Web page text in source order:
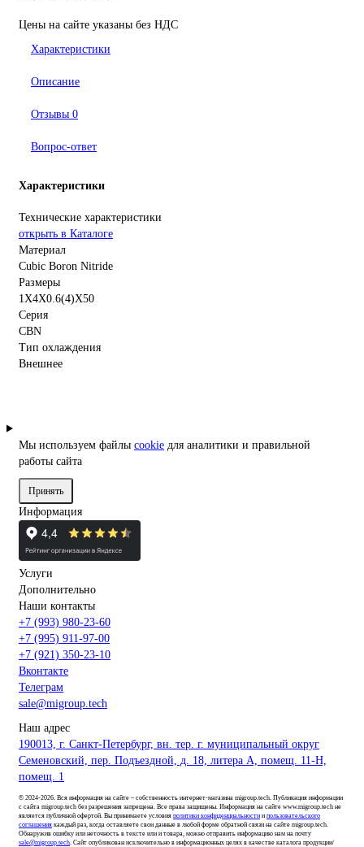
Цены на сайте указаны без НДС
Характеристики
Описание
Отзывы 0
Вопрос-ответ
Характеристики
Технические характеристики
открыть в Каталоге
Материал
Cubic Boron Nitride
Размеры
1X4X0.6(4)X50
Серия
CBN
Тип охлаждения
Внешнее
Мы используем файлы cookie для аналитики и правильной
работы сайта
Принять
Информация
Услуги
Дополнительно
Наши контакты
+7 (993) 980-23-60
+7 (995) 911-97-00
+7 (921) 350-23-10
Вконтакте
Телеграм
sale@migroup.tech
Наш адрес
190013, г. Санкт-Петербург, вн. тер. г. муниципальный округ
Семеновский, пер. Подъездной, д. 18, литера А, помещ. 11-Н,
помещ. 1
© 2024-2026. Вся информация на сайте – собственность интернет-магазина migroup.tech. Публикация информации
с сайта migroup.tech без разрешения запрещена. Все права защищены. Информация на сайте www.migroup.tech не
является публичной офертой. Вы принимаете условия политики конфиденциальности и пользовательского
соглашения каждый раз, когда оставляете свои данные в любой форме обратной связи на сайте migroup.tech.
Обнаружив ошибку или неточность в тексте или и товара, можно отправить информацию нам на почту
sale@migroup.tech . Сайт опубликован исключительно в информационных целях в качестве каталога продукции/